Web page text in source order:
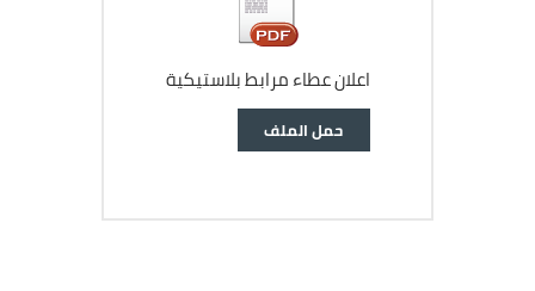
اعلان عطاء مرابط بلاستيكية
وثيقة
حمل الملف